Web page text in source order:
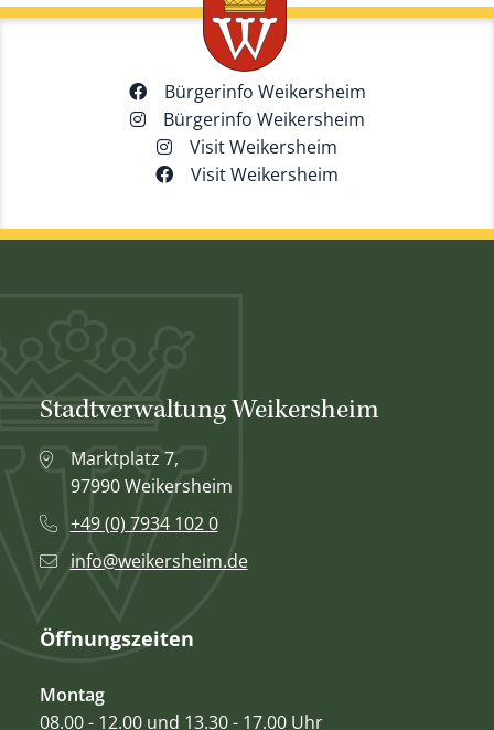
Bürgerinfo Weikersheim
Bürgerinfo Weikersheim
Visit Weikersheim
Visit Weikersheim
Stadtverwaltung Weikersheim
Marktplatz 7,
97990 Weikersheim
+49 (0) 7934 102 0
info@weikersheim.de
Öffnungszeiten
Montag
08.00 - 12.00 und 13.30 - 17.00 Uhr